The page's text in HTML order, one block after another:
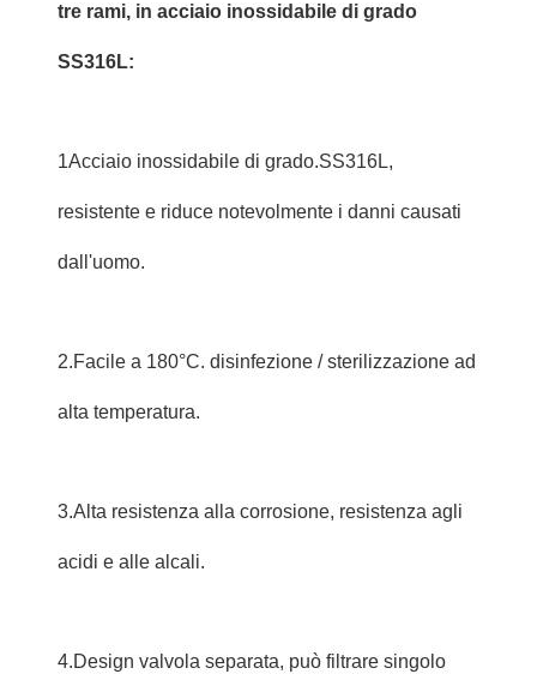
tre rami, in acciaio inossidabile di grado
SS316L:
1Acciaio inossidabile di grado.SS316L,
resistente e riduce notevolmente i danni causati
dall'uomo.
2.Facile a 180°C. disinfezione / sterilizzazione ad
alta temperatura.
3.Alta resistenza alla corrosione, resistenza agli
acidi e alle alcali.
4.Design valvola separata, può filtrare singolo